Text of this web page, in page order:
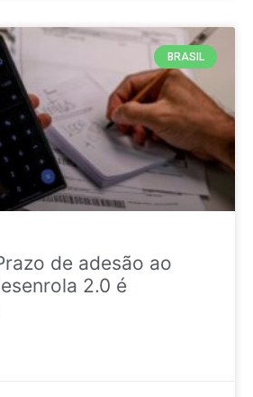
BRASIL
de adesão ao
2.0 é